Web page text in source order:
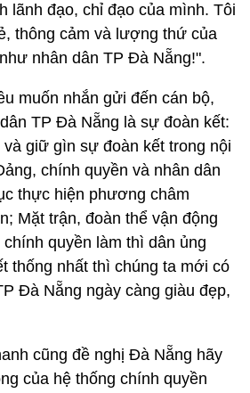
lãnh đạo, chỉ đạo của mình. Tôi
thông cảm và lượng thứ của
nhân dân TP Đà Nẵng!".
muốn nhắn gửi đến cán bộ,
TP Đà Nẵng là sự đoàn kết:
giữ gìn sự đoàn kết trong nội
chính quyền và nhân dân
thực hiện phương châm
Mặt trận, đoàn thể vận động
quyền làm thì dân ủng
thống nhất thì chúng ta mới có
Đà Nẵng ngày càng giàu đẹp,
cũng đề nghị Đà Nẵng hãy
của hệ thống chính quyền